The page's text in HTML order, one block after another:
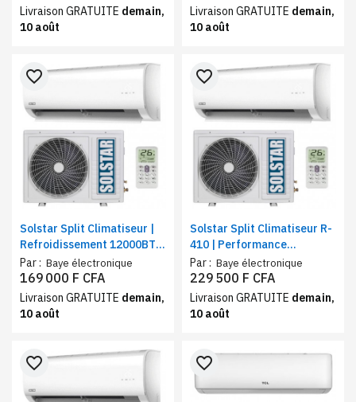
Livraison GRATUITE demain,
10 août
Livraison GRATUITE demain,
10 août
Solstar Split Climatiseur |
Refroidissement 12000BTU
, rapide et économique, R-
410
Par : Baye électronique
favorite_border
169 000 F CFA
Livraison GRATUITE demain,
10 août
Solstar Split Climatiseur R-
410 | Performance
silencieuse | Capacité de
refroidissement 18000 BTU
Par : Baye électronique
favorite_border
229 500 F CFA
Livraison GRATUITE demain,
10 août
favorite_border favorite_border